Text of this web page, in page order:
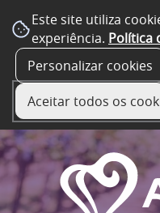
Este site utiliza
experiência. Política
Personalizar cookies
Aceitar todos os